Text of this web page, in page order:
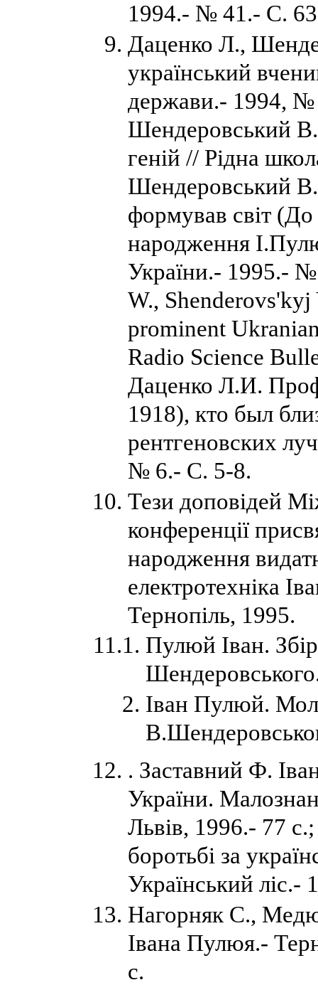
1994.- № 41.- С.
Даценко Л.,
український
держави.- 1994,
Шендеровський
геній // Рідна
Шендеровський
формував світ (До
народження
України.- 1995.-
W.,
prominent
Radio Science
Даценко Л.И.
1918), кто был
рентгеновских
№ 6.- С. 5-8.
Тези доповідей
конференції
народження
електротехніка
Тернопіль, 1995.
Пулюй Іван.
Іван Пулюй.
. Заставний Ф.
України.
Львів, 1996.- 77
боротьбі за
Український
Нагорняк С.,
Івана Пулюя.-
с.